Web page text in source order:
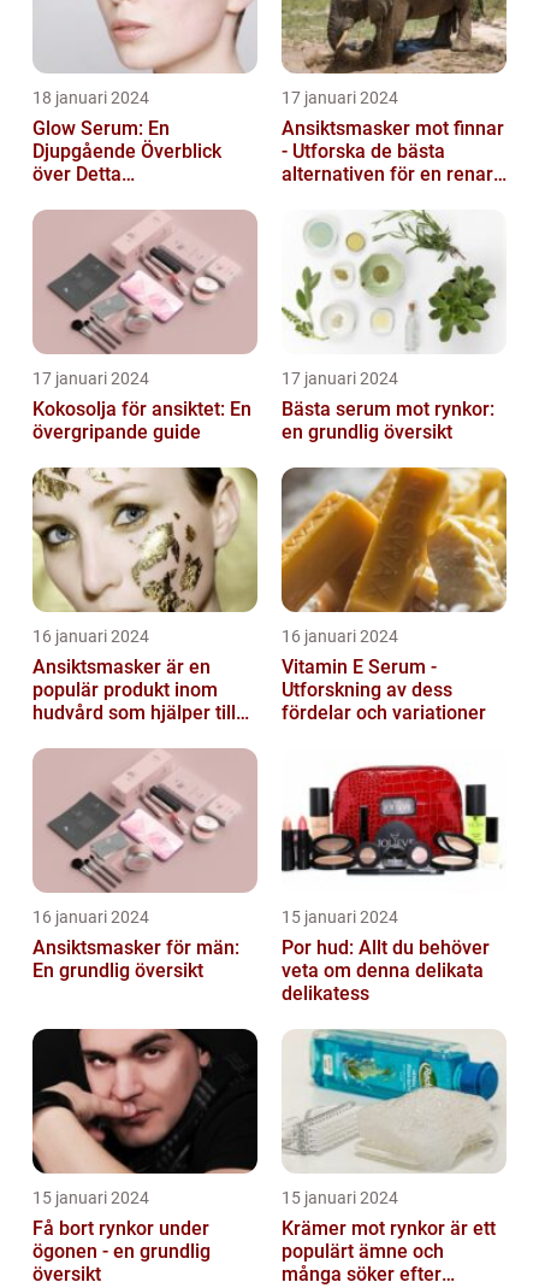
18 januari 2024
Glow Serum: En
Djupgående Överblick
över Detta
17 januari 2024
Ansiktsmasker mot finnar
- Utforska de bästa
alternativen för en renare
17 januari 2024
Kokosolja för ansiktet: En
övergripande guide
17 januari 2024
Bästa serum mot rynkor:
en grundlig översikt
16 januari 2024
Ansiktsmasker är en
populär produkt inom
hudvård som hjälper till
näring åt hud...
16 januari 2024
Vitamin E Serum -
Utforskning av dess
fördelar och variationer
16 januari 2024
Ansiktsmasker för män:
En grundlig översikt
15 januari 2024
Por hud: Allt du behöver
veta om denna delikata
delikatess
15 januari 2024
Få bort rynkor under
ögonen - en grundlig
översikt
15 januari 2024
Krämer mot rynkor är ett
populärt ämne och
många söker efter